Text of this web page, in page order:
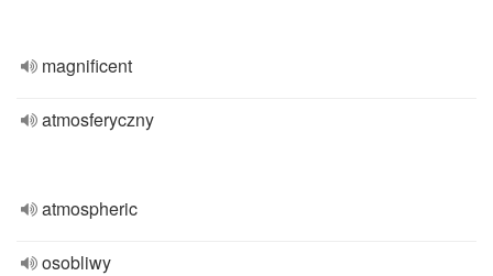
magnificent
atmosferyczny
atmospheric
osobliwy